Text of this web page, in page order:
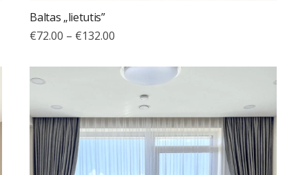
Baltas „lietutis”
€72.00 – €132.00